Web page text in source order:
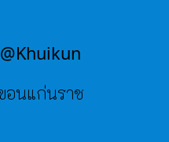
อนแก่นราช